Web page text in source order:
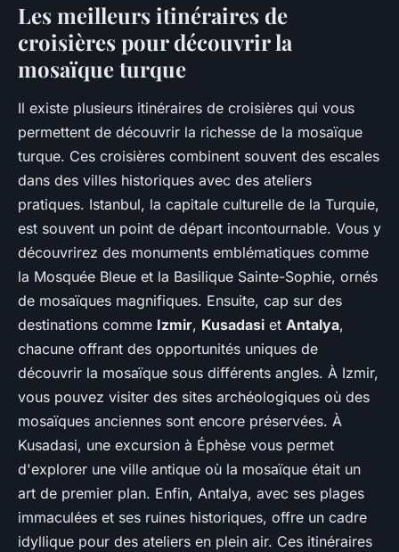
Les meilleurs itinéraires de
croisières pour découvrir la
mosaïque turque
Il existe plusieurs itinéraires de croisières qui vous
permettent de découvrir la richesse de la mosaïque
turque. Ces croisières combinent souvent des escales
dans des villes historiques avec des ateliers
pratiques. Istanbul, la capitale culturelle de la Turquie,
est souvent un point de départ incontournable. Vous y
découvrirez des monuments emblématiques comme
la Mosquée Bleue et la Basilique Sainte-Sophie, ornés
de mosaïques magnifiques. Ensuite, cap sur des
destinations comme Izmir, Kusadasi et Antalya,
chacune offrant des opportunités uniques de
découvrir la mosaïque sous différents angles. À Izmir,
vous pouvez visiter des sites archéologiques où des
mosaïques anciennes sont encore préservées. À
Kusadasi, une excursion à Éphèse vous permet
d'explorer une ville antique où la mosaïque était un
art de premier plan. Enfin, Antalya, avec ses plages
immaculées et ses ruines historiques, offre un cadre
idyllique pour des ateliers en plein air. Ces itinéraires